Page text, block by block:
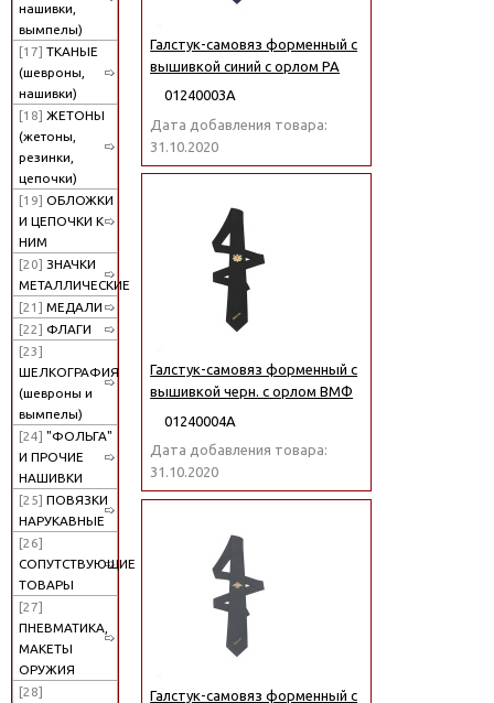
нашивки,
вымпелы)
[17] ТКАНЫЕ
(шевроны,
нашивки)
[18] ЖЕТОНЫ
(жетоны,
резинки,
цепочки)
[19] ОБЛОЖКИ
И ЦЕПОЧКИ К
НИМ
[20] ЗНАЧКИ
МЕТАЛЛИЧЕСКИЕ
[21] МЕДАЛИ
[22] ФЛАГИ
[23]
ШЕЛКОГРАФИЯ
(шевроны и
вымпелы)
[24] "ФОЛЬГА"
И ПРОЧИЕ
НАШИВКИ
[25] ПОВЯЗКИ
НАРУКАВНЫЕ
[26]
СОПУТСТВУЮЩИЕ
ТОВАРЫ
[27]
ПНЕВМАТИКА,
МАКЕТЫ
ОРУЖИЯ
[28]
Галстук-самовяз форменный с
вышивкой синий с орлом РА
01240003А
Дата добавления товара:
31.10.2020
Галстук-самовяз форменный с
вышивкой черн. с орлом ВМФ
01240004А
Дата добавления товара:
31.10.2020
Галстук-самовяз форменный с